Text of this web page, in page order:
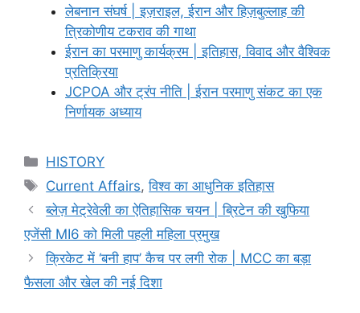
लेबनान संघर्ष | इज़राइल, ईरान और हिज़बुल्लाह की
त्रिकोणीय टकराव की गाथा
ईरान का परमाणु कार्यक्रम | इतिहास, विवाद और वैश्विक
प्रतिक्रिया
JCPOA और ट्रंप नीति | ईरान परमाणु संकट का एक
निर्णायक अध्याय
Categories
HISTORY
Tags
Current Affairs,विश्व का आधुनिक इतिहास
ब्लेज़ मेट्रेवेली का ऐतिहासिक चयन | ब्रिटेन की खुफिया
एजेंसी MI6 को मिली पहली महिला प्रमुख
क्रिकेट में ‘बनी हाप’ कैच पर लगी रोक | MCC का बड़ा
फैसला और खेल की नई दिशा